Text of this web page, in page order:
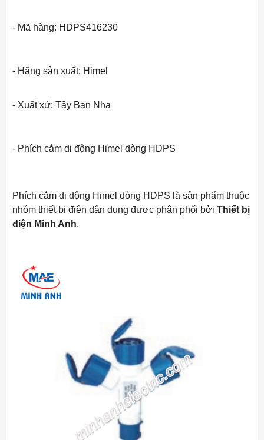
- Mã hàng: HDPS416230
- Hãng sản xuất: Himel
- Xuất xứ: Tây Ban Nha
- Phích cắm di động Himel dòng HDPS
Phích cắm di dộng Himel dòng HDPS là sản phẩm thuộc
nhóm thiết bị điện dân dụng được phân phối bởi Thiết bị
điện Minh Anh.